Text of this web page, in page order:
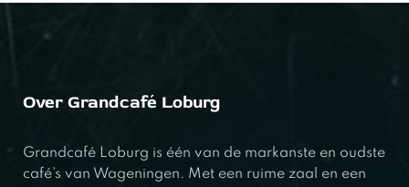
Over Grandcafé Loburg
Grandcafé Loburg is één van de markanste en oudste
café’s van Wageningen. Met een ruime zaal en een